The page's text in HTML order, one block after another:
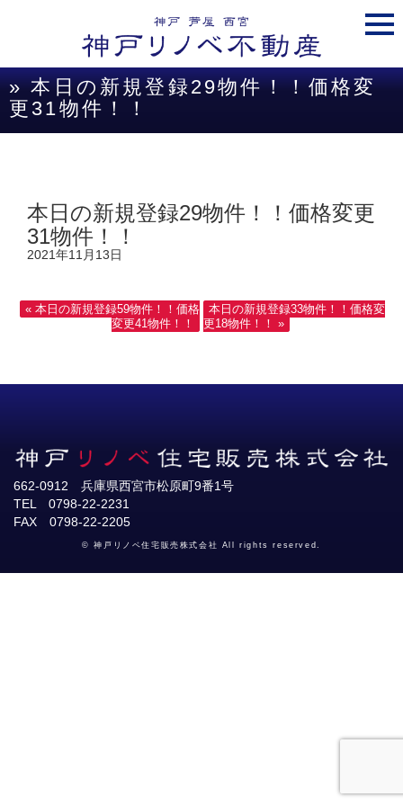
» 本日の新規登録29物件！！価格変
更31物件！！
本日の新規登録29物件！！価格変更
31物件！！
2021年11月13日
« 本日の新規登録59物件！！価格
変更41物件！！
本日の新規登録33物件！！価格変
更18物件！！ »
662-0912 兵庫県西宮市松原町9番1号
TEL 0798-22-2231
FAX 0798-22-2205
© 神戸リノベ住宅販売株式会社 All rights reserved.